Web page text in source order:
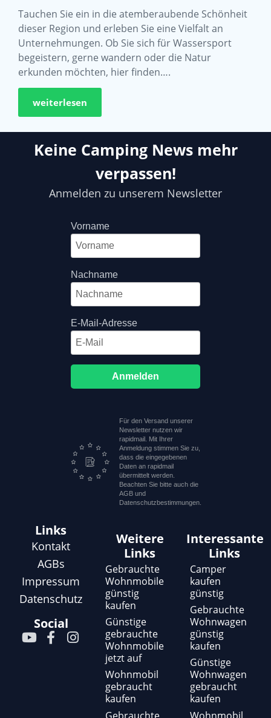
Tauchen Sie ein in die atemberaubende Schönheit
dieser Region und erleben Sie eine Vielfalt an
Unternehmungen. Ob Sie sich für Wassersport
begeistern, gerne wandern oder die Natur
erkunden möchten, hier finden….
weiterlesen
Keine Camping News mehr
verpassen!
Anmelden zu unserem Newsletter
Vorname
Nachname
E-Mail-Adresse
Anmelden
Für den Versand unserer
Newsletter nutzen wir
rapidmail. Mit Ihrer
Anmeldung stimmen Sie zu,
dass die eingegebenen
Daten an rapidmail
übermittelt werden.
Beachten Sie bitte auch die
AGB und
Datenschutzbestimmungen.
Links
Kontakt
AGBs
Impressum
Datenschutz
Social
Y F
a
I
Weitere
Links
Gebrauchte
Wohnmobile
günstig
kaufen
Günstige
gebrauchte
Wohnmobile
jetzt auf
Wohnmobil
gebraucht
kaufen
Gebrauchte
Interessante
Links
Camper
kaufen
günstig
Gebrauchte
Wohnwagen
günstig
kaufen
Günstige
Wohnwagen
gebraucht
kaufen
Wohnmobil